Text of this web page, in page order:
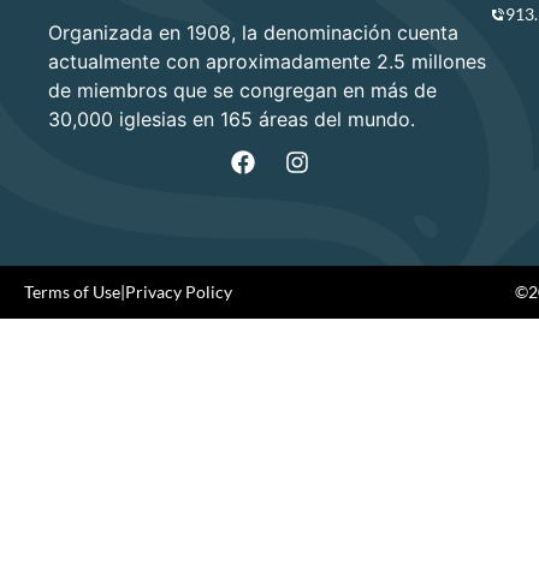
Organizada en 1908, la denominación cuenta
actualmente con aproximadamente 2.5 millones
de miembros que se congregan en más de
30,000 iglesias en 165 áreas del mundo.
Terms of Use|Privacy Policy